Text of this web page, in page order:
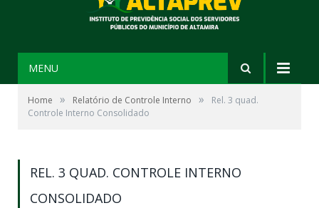
MENU
Home » Relatório de Controle Interno »
Rel. 3 quad.
Controle Interno Consolidado
REL. 3 QUAD. CONTROLE INTERNO
CONSOLIDADO